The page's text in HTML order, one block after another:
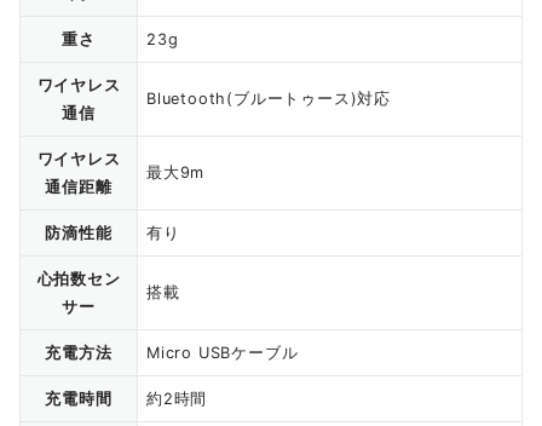
重さ 23g
ワイヤレス
通信
Bluetooth(ブルートゥース)対応
ワイヤレス
通信距離
最大9m
防滴性能 有り
心拍数セン
サー
搭載
充電方法 Micro USBケーブル
充電時間 約2時間